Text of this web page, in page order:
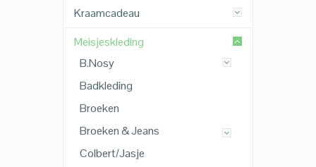
Kraamcadeau
Meisjeskleding
B.Nosy
Badkleding
Broeken
Broeken & Jeans
Colbert/Jasje